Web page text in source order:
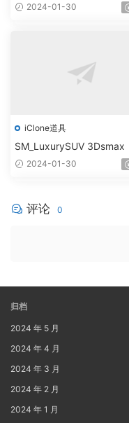
2024-01-30
iClone道具
SM_LuxurySUV 3Dsmax
2024-01-30
评论 0
归档
2024 年 5 月
2024 年 4 月
2024 年 3 月
2024 年 2 月
2024 年 1 月